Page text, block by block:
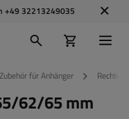
+49 32213249035
für Anhänger
62/65 mm